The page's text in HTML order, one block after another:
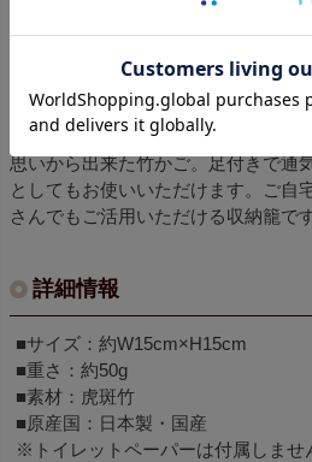
商品説明
虎竹トイレットペーパ籠はトイレ収
思いから出来た竹かご。足付きで通
としてもお使いいただけます。ご自
さんでもご活用いただける収納籠です
詳細情報
■サイズ：約W15cm×H15cm
■重さ：約50g
■素材：虎斑竹
■原産国：日本製・国産
※トイレットペーパーは付属しませ